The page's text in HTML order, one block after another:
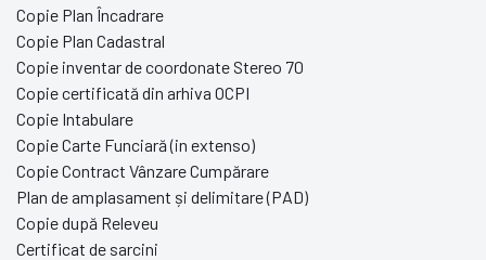
Copie Plan Încadrare
Copie Plan Cadastral
Copie inventar de coordonate Stereo 70
Copie certificată din arhiva OCPI
Copie Intabulare
Copie Carte Funciară (in extenso)
Copie Contract Vânzare Cumpărare
Plan de amplasament și delimitare (PAD)
Copie după Releveu
Certificat de sarcini